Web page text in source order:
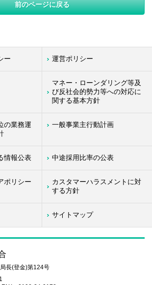
前のページに戻る
ー 運営ポリシー
マネー・ローンダリング等及
び反社会的勢力等への対応に
関する基本方針
の業務運
一般事業主行動計画
情報公表 中途採用比率の公表
ポリシー
カスタマーハラスメントに対
する方針
サイトマップ
長(登金)第124号
1